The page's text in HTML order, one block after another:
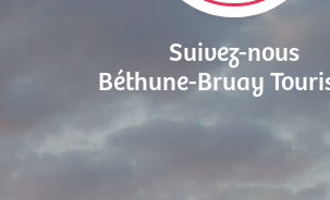
Suivez-nous
Béthune-Bruay